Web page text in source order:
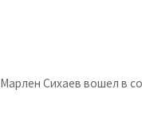
Марлен Сихаев вошел в